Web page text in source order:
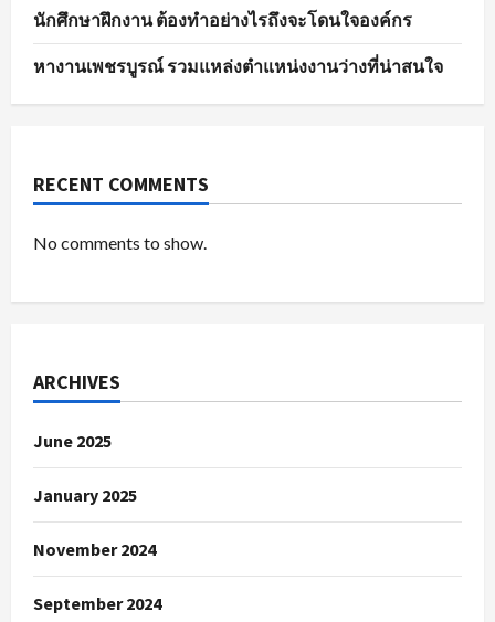
นักศึกษาฝึกงาน ต้องทำอย่างไรถึงจะโดนใจองค์กร
หางานเพชรบูรณ์ รวมแหล่งตำแหน่งงานว่างที่น่าสนใจ
RECENT COMMENTS
No comments to show.
ARCHIVES
June 2025
January 2025
November 2024
September 2024